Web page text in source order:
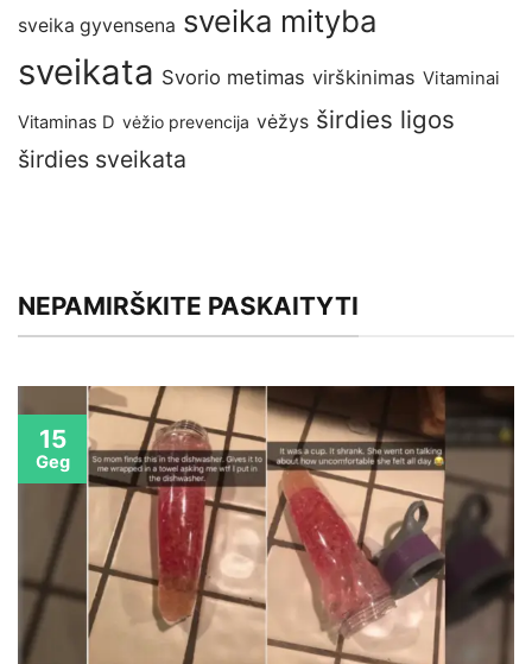
sveika gyvensena sveika mityba
sveikata Svorio metimas virškinimas Vitaminai
Vitaminas D vėžio prevencija vėžys širdies ligos
širdies sveikata
NEPAMIRŠKITE PASKAITYTI
15
Geg